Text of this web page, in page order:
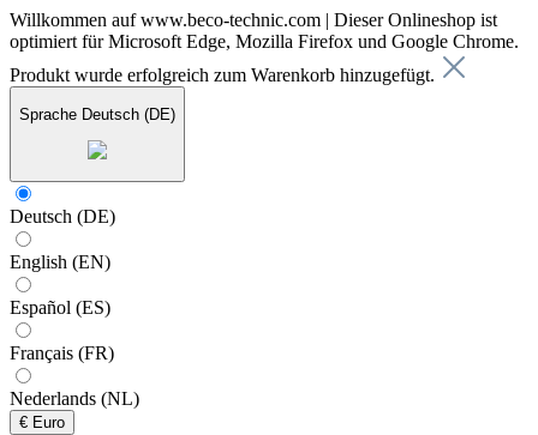
Willkommen auf www.beco-technic.com | Dieser Onlineshop ist
optimiert für Microsoft Edge, Mozilla Firefox und Google Chrome.
Produkt wurde erfolgreich zum Warenkorb hinzugefügt.
Sprache Deutsch (DE)
Deutsch (DE)
English (EN)
Español (ES)
Français (FR)
Nederlands (NL)
€ Euro